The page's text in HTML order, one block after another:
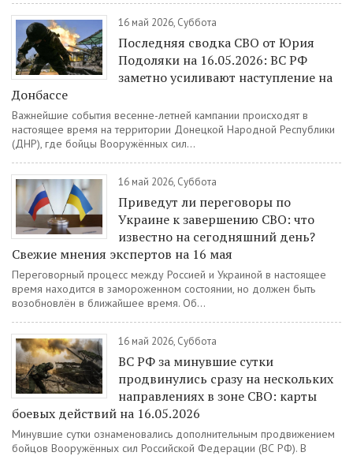
16 май 2026, Суббота
Последняя сводка СВО от Юрия
Подоляки на 16.05.2026: ВС РФ
заметно усиливают наступление на
Донбассе
Важнейшие события весенне-летней кампании происходят в
настоящее время на территории Донецкой Народной Республики
(ДНР), где бойцы Вооружённых сил...
16 май 2026, Суббота
Приведут ли переговоры по
Украине к завершению СВО: что
известно на сегодняшний день?
Свежие мнения экспертов на 16 мая
Переговорный процесс между Россией и Украиной в настоящее
время находится в замороженном состоянии, но должен быть
возобновлён в ближайшее время. Об...
16 май 2026, Суббота
ВС РФ за минувшие сутки
продвинулись сразу на нескольких
направлениях в зоне СВО: карты
боевых действий на 16.05.2026
Минувшие сутки ознаменовались дополнительным продвижением
бойцов Вооружённых сил Российской Федерации (ВС РФ). В